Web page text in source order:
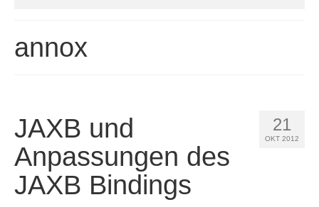
Über mich
IT-Blog
Kontakt
annox
21
OKT 2012
JAXB und
Anpassungen des
JAXB Bindings